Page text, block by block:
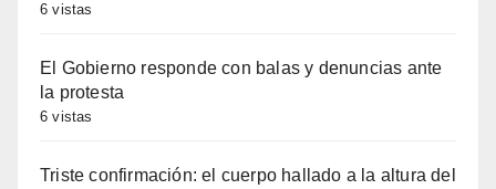
6 vistas
El Gobierno responde con balas y denuncias ante
la protesta
6 vistas
Triste confirmación: el cuerpo hallado a la altura del